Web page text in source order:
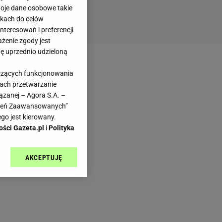
dane osobowe takie
do celów
i preferencji
zgody jest
uprzednio udzieloną
funkcjonowania
przetwarzanie
– Agora S.A. –
Zaawansowanych”
jest kierowany.
Gazeta.pl iPolityka
sp. z o.o., jej
AKCEPTUJĘ